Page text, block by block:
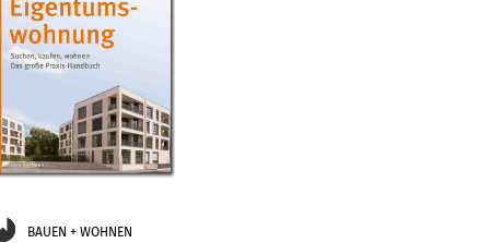
BAUEN + WOHNEN